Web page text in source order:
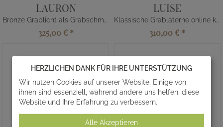
LAURON
Bronze Grablicht als Grabschmuck
325,00 € *
LUISE
Klassische Grablaterne online kaufen
310,00 € *
HERZLICHEN DANK FÜR IHRE UNTERSTÜTZUNG
Wir nutzen Cookies auf unserer Website. Einige von
ihnen sind essenziell, während andere uns helfen, diese
Website und Ihre Erfahrung zu verbessern.
Alle Akzeptieren